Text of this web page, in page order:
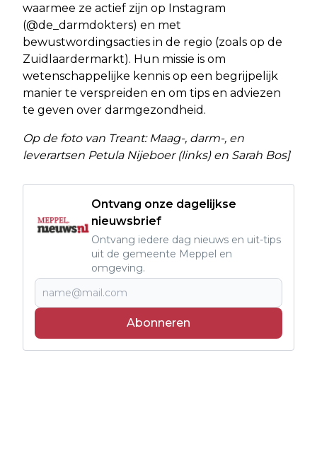
waarmee ze actief zijn op Instagram
(@de_darmdokters) en met
bewustwordingsacties in de regio (zoals op de
Zuidlaardermarkt). Hun missie is om
wetenschappelijke kennis op een begrijpelijk
manier te verspreiden en om tips en adviezen
te geven over darmgezondheid.
Op de foto van Treant: Maag-, darm-, en
leverartsen Petula Nijeboer (links) en Sarah Bos]
Ontvang onze dagelijkse
nieuwsbrief
Ontvang iedere dag nieuws en uit-tips
uit de gemeente Meppel en
omgeving.
Abonneren